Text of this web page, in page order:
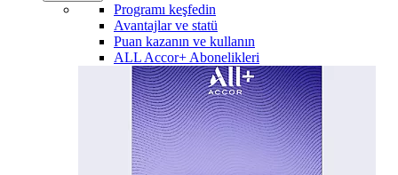
Programı keşfedin
Avantajlar ve statü
Puan kazanın ve kullanın
ALL Accor+ Abonelikleri